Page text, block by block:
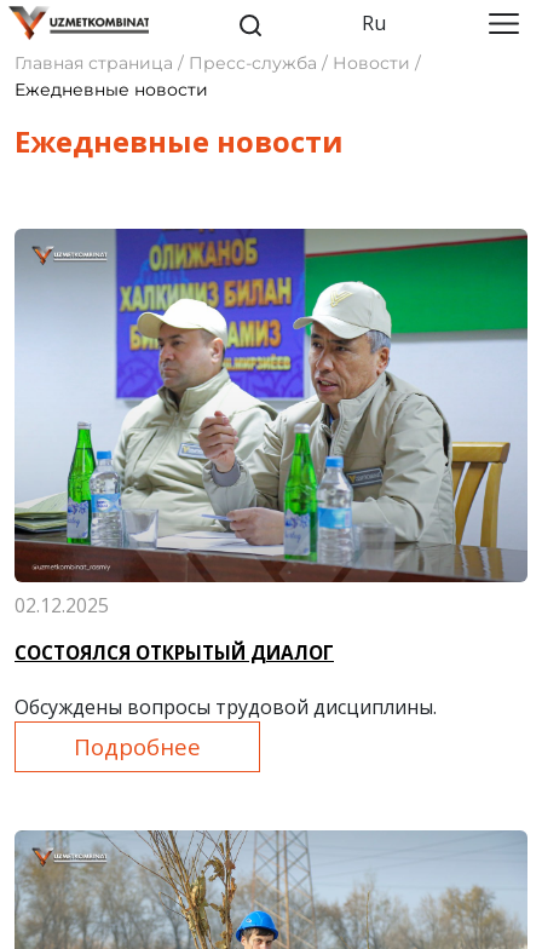
Ru
Главная страница / Пресс-служба / Новости /
Ежедневные новости
Ежедневные новости
02.12.2025
СОСТОЯЛСЯ ОТКРЫТЫЙ ДИАЛОГ
Обсуждены вопросы трудовой дисциплины.
Подробнее